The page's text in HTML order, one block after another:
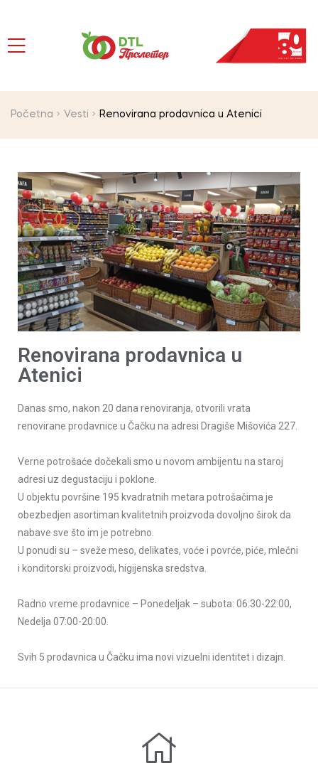
Početna Vesti Renovirana prodavnica u Atenici
Renovirana prodavnica u
Atenici
Danas smo, nakon 20 dana renoviranja, otvorili vrata
renovirane prodavnice u Čačku na adresi Dragiše Mišovića 227.
Verne potrošaće dočekali smo u novom ambijentu na staroj
adresi uz degustaciju i poklone.
U objektu površine 195 kvadratnih metara potrošačima je
obezbedjen asortiman kvalitetnih proizvoda dovoljno širok da
nabave sve što im je potrebno.
U ponudi su – sveže meso, delikates, voće i povrće, piće, mlečni
i konditorski proizvodi, higijenska sredstva.
Radno vreme prodavnice – Ponedeljak – subota: 06:30-22:00,
Nedelja 07:00-20:00.
Svih 5 prodavnica u Čačku ima novi vizuelni identitet i dizajn.